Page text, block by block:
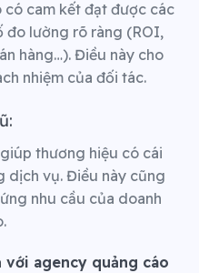
cam kết đạt được các
đo lường rõ ràng (ROI,
hàng…). Điều này cho
nhiệm của đối tác.
thương hiệu có cái
dịch vụ. Điều này cũng
nhu cầu của doanh
agency quảng cáo